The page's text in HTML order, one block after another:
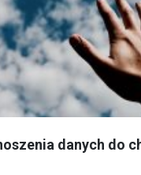
danych do